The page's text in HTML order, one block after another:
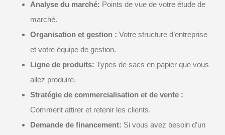
Analyse du marché: Points de vue de votre étude de
marché.
Organisation et gestion : Votre structure d’entreprise
et votre équipe de gestion.
Ligne de produits: Types de sacs en papier que vous
allez produire.
Stratégie de commercialisation et de vente :
Comment attirer et retenir les clients.
Demande de financement: Si vous avez besoin d’un